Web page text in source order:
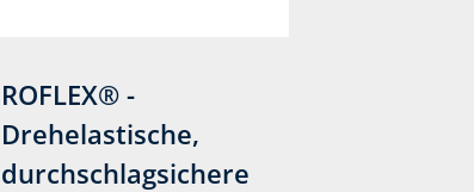
ROFLEX® -
Drehelastische,
durchschlagsichere